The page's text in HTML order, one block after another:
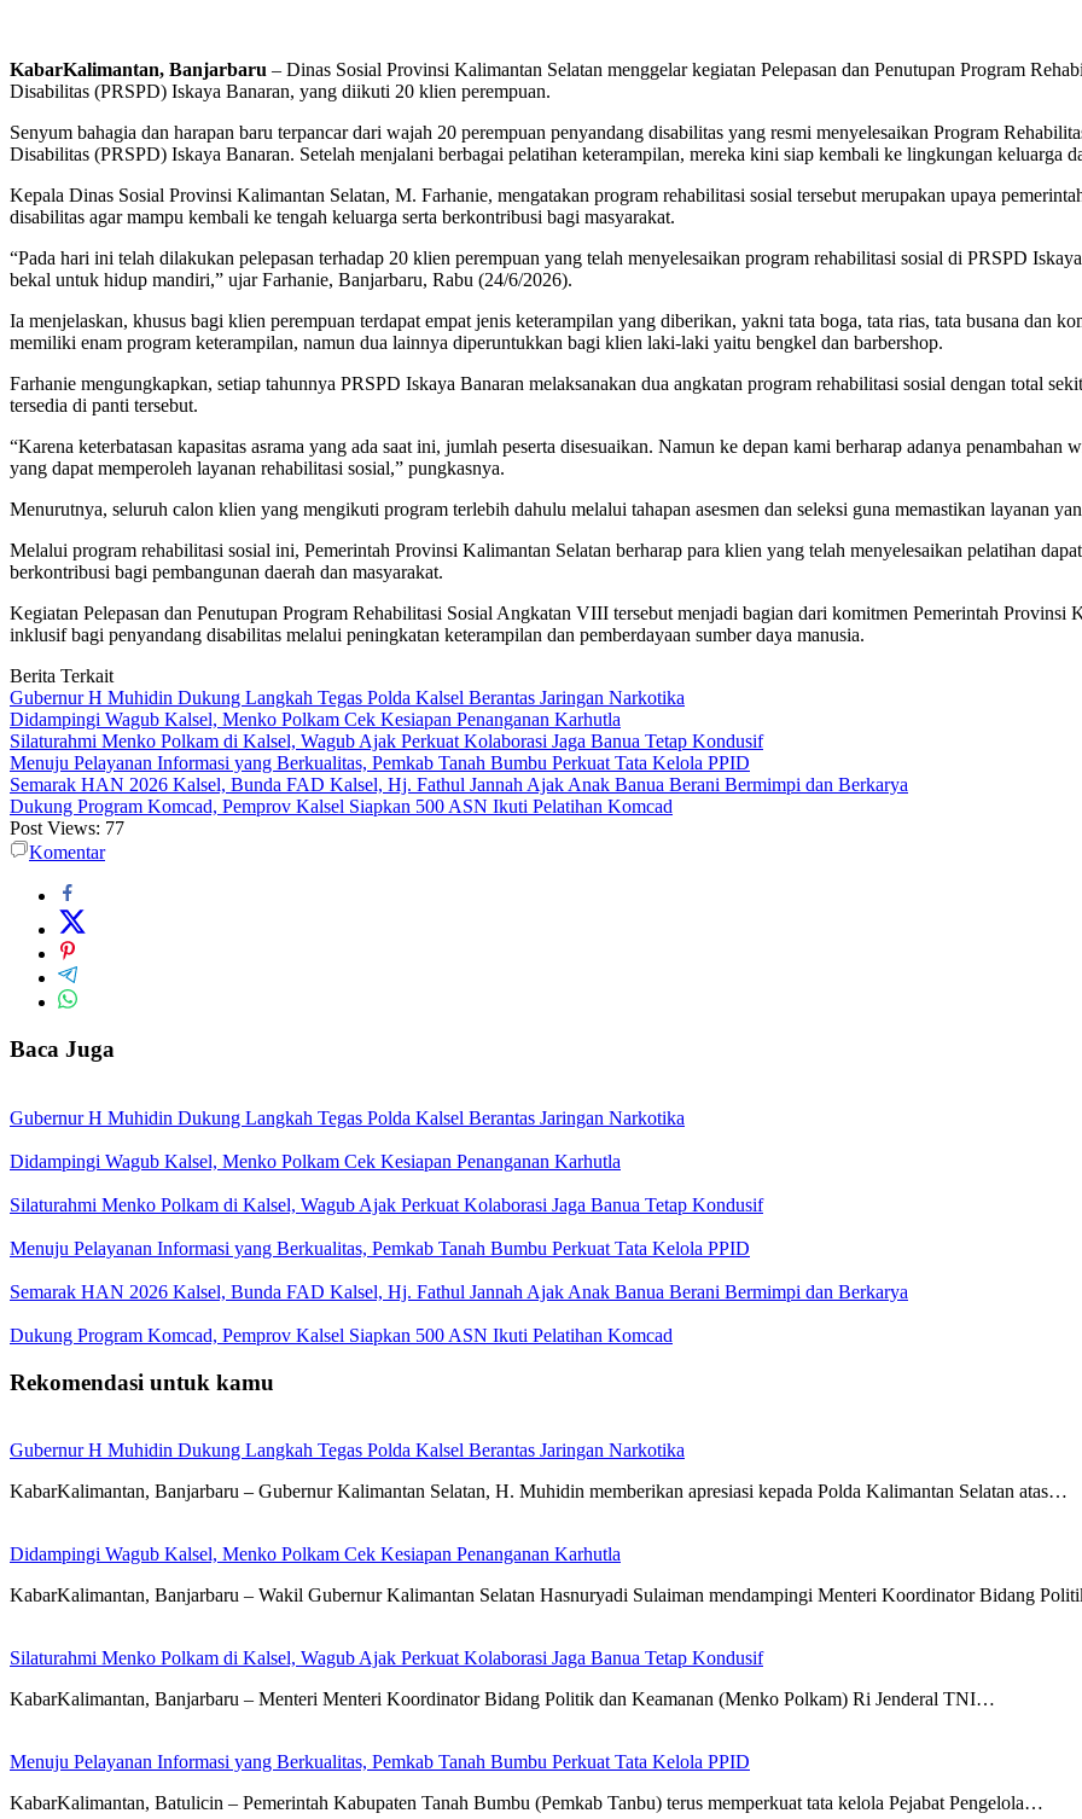
KabarKalimantan, Banjarbaru – Dinas Sosial Provinsi Kalimantan Selatan menggelar kegiatan Pelepasan dan Penutupan Program
Disabilitas (PRSPD) Iskaya Banaran, yang diikuti 20 klien perempuan.
Senyum bahagia dan harapan baru terpancar dari wajah 20 perempuan penyandang disabilitas yang resmi menyelesaikan Program
Disabilitas (PRSPD) Iskaya Banaran. Setelah menjalani berbagai pelatihan keterampilan, mereka kini siap kembali ke lingkungan keluarga
Kepala Dinas Sosial Provinsi Kalimantan Selatan, M. Farhanie, mengatakan program rehabilitasi sosial tersebut merupakan upaya
disabilitas agar mampu kembali ke tengah keluarga serta berkontribusi bagi masyarakat.
“Pada hari ini telah dilakukan pelepasan terhadap 20 klien perempuan yang telah menyelesaikan program rehabilitasi sosial di PRSPD
bekal untuk hidup mandiri,” ujar Farhanie, Banjarbaru, Rabu (24/6/2026).
Ia menjelaskan, khusus bagi klien perempuan terdapat empat jenis keterampilan yang diberikan, yakni tata boga, tata rias, tata busana dan
memiliki enam program keterampilan, namun dua lainnya diperuntukkan bagi klien laki-laki yaitu bengkel dan barbershop.
Farhanie mengungkapkan, setiap tahunnya PRSPD Iskaya Banaran melaksanakan dua angkatan program rehabilitasi sosial dengan total
tersedia di panti tersebut.
“Karena keterbatasan kapasitas asrama yang ada saat ini, jumlah peserta disesuaikan. Namun ke depan kami berharap adanya penambahan
yang dapat memperoleh layanan rehabilitasi sosial,” pungkasnya.
Menurutnya, seluruh calon klien yang mengikuti program terlebih dahulu melalui tahapan asesmen dan seleksi guna memastikan layanan
Melalui program rehabilitasi sosial ini, Pemerintah Provinsi Kalimantan Selatan berharap para klien yang telah menyelesaikan pelatihan
berkontribusi bagi pembangunan daerah dan masyarakat.
Kegiatan Pelepasan dan Penutupan Program Rehabilitasi Sosial Angkatan VIII tersebut menjadi bagian dari komitmen Pemerintah Provinsi
inklusif bagi penyandang disabilitas melalui peningkatan keterampilan dan pemberdayaan sumber daya manusia.
Berita Terkait
Gubernur H Muhidin Dukung Langkah Tegas Polda Kalsel Berantas Jaringan Narkotika
Didampingi Wagub Kalsel, Menko Polkam Cek Kesiapan Penanganan Karhutla
Silaturahmi Menko Polkam di Kalsel, Wagub Ajak Perkuat Kolaborasi Jaga Banua Tetap Kondusif
Menuju Pelayanan Informasi yang Berkualitas, Pemkab Tanah Bumbu Perkuat Tata Kelola PPID
Semarak HAN 2026 Kalsel, Bunda FAD Kalsel, Hj. Fathul Jannah Ajak Anak Banua Berani Bermimpi dan Berkarya
Dukung Program Komcad, Pemprov Kalsel Siapkan 500 ASN Ikuti Pelatihan Komcad
Post Views: 77
Komentar
Baca Juga
Gubernur H Muhidin Dukung Langkah Tegas Polda Kalsel Berantas Jaringan Narkotika
Didampingi Wagub Kalsel, Menko Polkam Cek Kesiapan Penanganan Karhutla
Silaturahmi Menko Polkam di Kalsel, Wagub Ajak Perkuat Kolaborasi Jaga Banua Tetap Kondusif
Menuju Pelayanan Informasi yang Berkualitas, Pemkab Tanah Bumbu Perkuat Tata Kelola PPID
Semarak HAN 2026 Kalsel, Bunda FAD Kalsel, Hj. Fathul Jannah Ajak Anak Banua Berani Bermimpi dan Berkarya
Dukung Program Komcad, Pemprov Kalsel Siapkan 500 ASN Ikuti Pelatihan Komcad
Rekomendasi untuk kamu
Gubernur H Muhidin Dukung Langkah Tegas Polda Kalsel Berantas Jaringan Narkotika
KabarKalimantan, Banjarbaru – Gubernur Kalimantan Selatan, H. Muhidin memberikan apresiasi kepada Polda Kalimantan Selatan atas…
Didampingi Wagub Kalsel, Menko Polkam Cek Kesiapan Penanganan Karhutla
KabarKalimantan, Banjarbaru – Wakil Gubernur Kalimantan Selatan Hasnuryadi Sulaiman mendampingi Menteri Koordinator Bidang
Silaturahmi Menko Polkam di Kalsel, Wagub Ajak Perkuat Kolaborasi Jaga Banua Tetap Kondusif
KabarKalimantan, Banjarbaru – Menteri Menteri Koordinator Bidang Politik dan Keamanan (Menko Polkam) Ri Jenderal TNI…
Menuju Pelayanan Informasi yang Berkualitas, Pemkab Tanah Bumbu Perkuat Tata Kelola PPID
KabarKalimantan, Batulicin – Pemerintah Kabupaten Tanah Bumbu (Pemkab Tanbu) terus memperkuat tata kelola Pejabat Pengelola…